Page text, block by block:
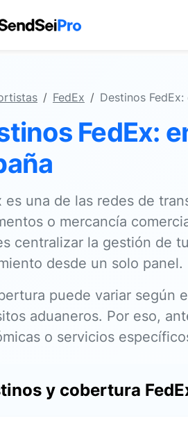
FedEx Destinos
FedEx:
es una de las redes de
o mercancía
centralizar la gestión de
desde un solo panel.
puede variar según
aduaneros. Por eso,
o servicios
y cobertura